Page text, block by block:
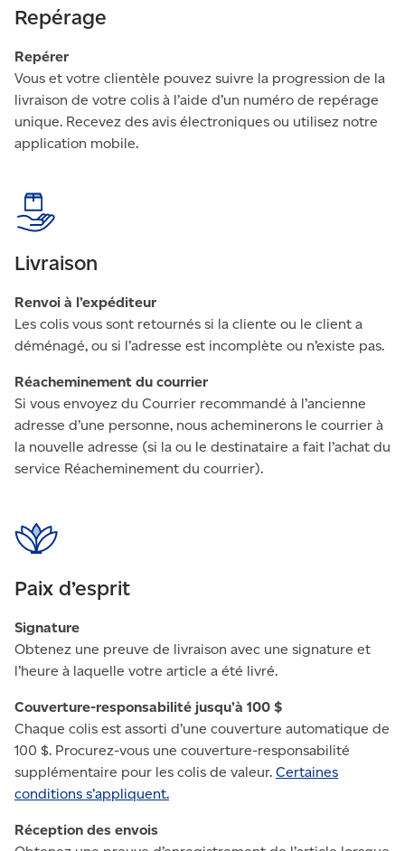
Repérage
Repérer
Vous et votre clientèle pouvez suivre la progression de la
livraison de votre colis à l’aide d’un numéro de repérage
unique. Recevez des avis électroniques ou utilisez notre
application mobile.
Livraison
Renvoi à l’expéditeur
Les colis vous sont retournés si la cliente ou le client a
déménagé, ou si l’adresse est incomplète ou n’existe pas.
Réacheminement du courrier
Si vous envoyez du Courrier recommandé à l’ancienne
adresse d’une personne, nous acheminerons le courrier à
la nouvelle adresse (si la ou le destinataire a fait l’achat du
service Réacheminement du courrier).
Paix d’esprit
Signature
Obtenez une preuve de livraison avec une signature et
l’heure à laquelle votre article a été livré.
Couverture-responsabilité jusqu’à 100 $
Chaque colis est assorti d’une couverture automatique de
100 $. Procurez-vous une couverture-responsabilité
supplémentaire pour les colis de valeur. Certaines
conditions s’appliquent.
Réception des envois